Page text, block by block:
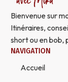
Bienvenue sur
Itinéraires,
short ou en bob,
NAVIGATION
Accueil